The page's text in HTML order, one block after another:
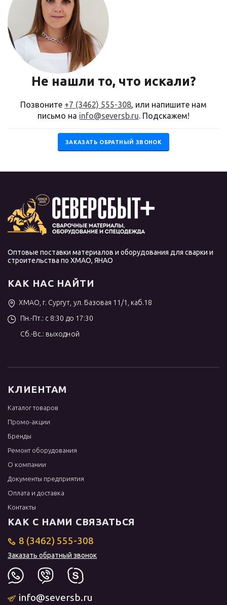
Не нашли то, что искали?
Позвоните +7 (3462) 555-308, или напишите нам
письмо на info@seversb.ru. Подскажем!
ЗАКАЗАТЬ ОБРАТНЫЙ ЗВОНОК
Оптовые поставки материалов и оборудования для сварки и
строительства по ХМАО, ЯНАО
КАК НАС НАЙТИ
ХМАО, г. Сургут, ул. Базовая 11/1, каб.18
Пн.-Пт.: с 8:30 до 17:30
Сб.-Вс.: выходной
КЛИЕНТАМ
Каталог товаров
Промо-акции
Бренды
Ремонт оборудования
О компании
Документы предприятия
Оплата и доставка
Контакты
КАК С НАМИ СВЯЗАТЬСЯ
8 (3462) 555-308
Заказать обратный звонок
info@seversb.ru